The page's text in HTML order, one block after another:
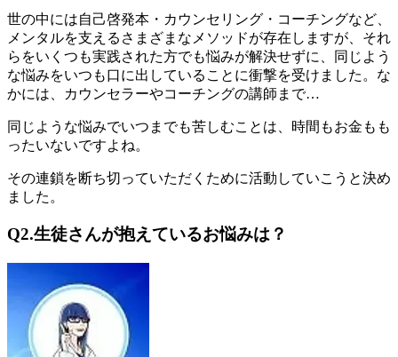
世の中には自己啓発本・カウンセリング・コーチングなど、
メンタルを支えるさまざまなメソッドが存在しますが、それ
らをいくつも実践された方でも悩みが解決せずに、同じよう
な悩みをいつも口に出していることに衝撃を受けました。 な
かには、カウンセラーやコーチングの講師まで…
同じような悩みでいつまでも苦しむことは、時間もお金もも
ったいないですよね。
その連鎖を断ち切っていただくために活動していこうと決め
ました。
Q2.生徒さんが抱えているお悩みは？